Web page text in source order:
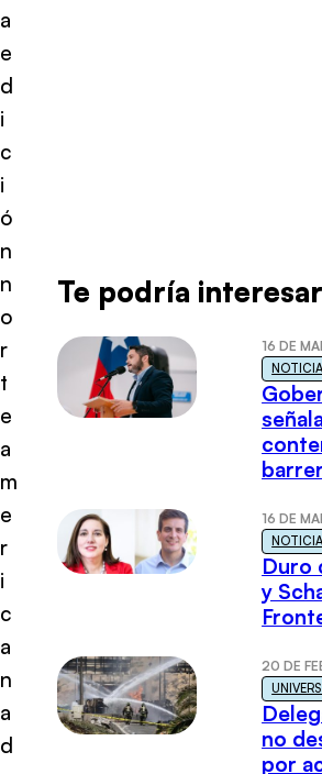
a
e
d
i
c
i
ó
n
n
o
r
t
e
a
m
e
r
i
c
a
n
a
d
Te podría interesar
16 DE
16 DE
Duro
y
20 DE
no
por